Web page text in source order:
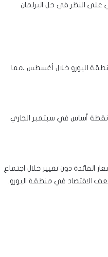
على النظر في حل البرلمان
اليورو خلال أغسطس ،مما
•عقب تلك البيانات ،تراجع تسعير احتمالات خفض أسعار الفائدة الأوروبية بنحو 25 نقطة أساس في سبتمبر الجاري
الفائدة دون تغيير خلال اجتماع
الاقتصاد في منطقة اليورو.